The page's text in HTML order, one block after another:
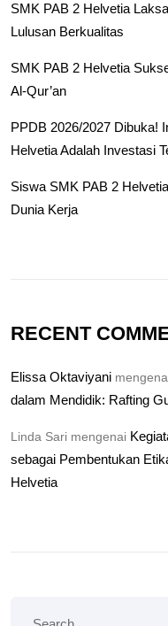
SMK PAB 2 Helvetia
Lulusan Berkualitas
SMK PAB 2 Helvetia
Al-Qur’an
PPDB 2026/2027 Dibuka!
Helvetia Adalah Investasi
Siswa SMK PAB 2
Dunia Kerja
RECENT
Elissa Oktaviyani
dalam Mendidik: Rafting
Linda Sari mengenai
sebagai Pembentukan
Helvetia